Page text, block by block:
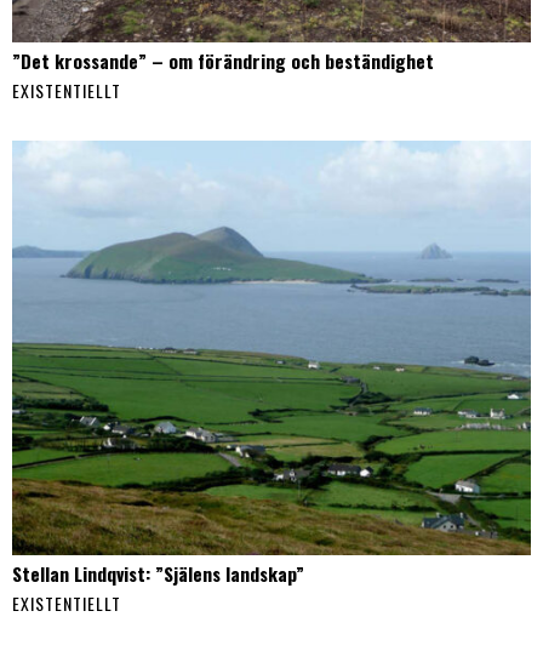
”Det krossande” – om förändring och beständighet
EXISTENTIELLT
Stellan Lindqvist: ”Själens landskap”
EXISTENTIELLT